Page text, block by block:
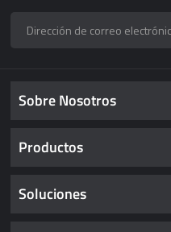
Sobre Nosotros
Productos
Soluciones